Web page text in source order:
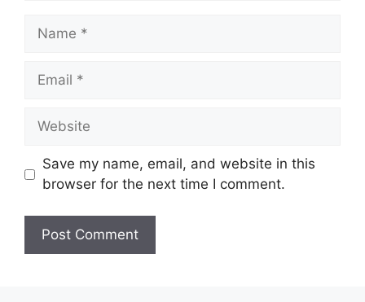
Name
Email
Website
Save my name, email, and website in this
browser for the next time I comment.